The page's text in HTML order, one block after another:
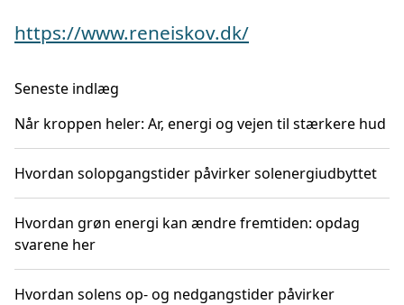
https://www.reneiskov.dk/
Seneste indlæg
Når kroppen heler: Ar, energi og vejen til stærkere hud
Hvordan solopgangstider påvirker solenergiudbyttet
Hvordan grøn energi kan ændre fremtiden: opdag
svarene her
Hvordan solens op- og nedgangstider påvirker